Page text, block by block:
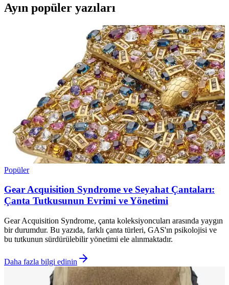
Ayın popüler yazıları
Popüler
Gear Acquisition Syndrome ve Seyahat Çantaları:
Çanta Tutkusunun Evrimi ve Yönetimi
Gear Acquisition Syndrome, çanta koleksiyoncuları arasında yaygın
bir durumdur. Bu yazıda, farklı çanta türleri, GAS'ın psikolojisi ve
bu tutkunun sürdürülebilir yönetimi ele alınmaktadır.
Daha fazla bilgi edinin